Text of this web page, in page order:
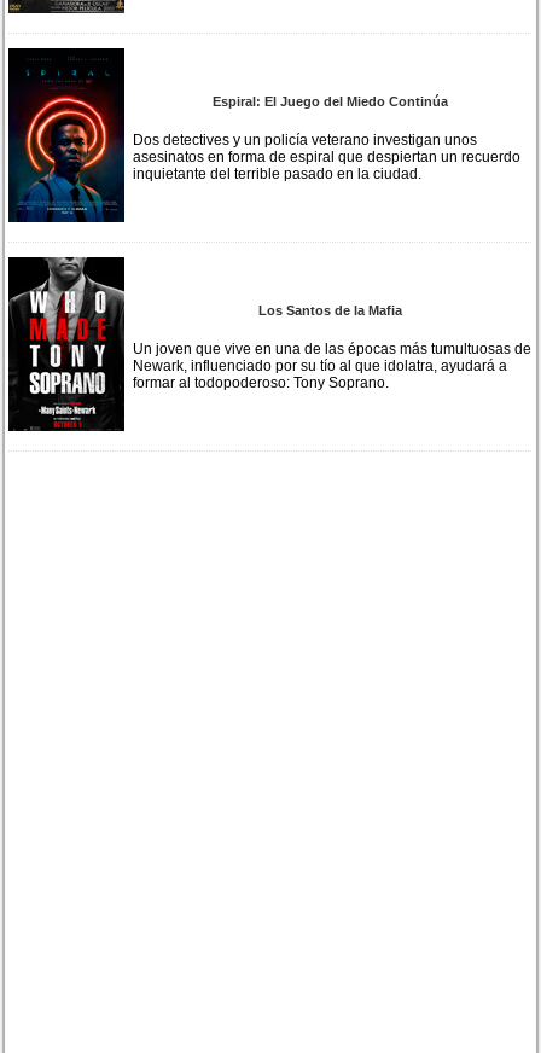
Espiral: El Juego del Miedo Continúa
Dos detectives y un policía veterano investigan unos
asesinatos en forma de espiral que despiertan un recuerdo
inquietante del terrible pasado en la ciudad.
Los Santos de la Mafia
Un joven que vive en una de las épocas más tumultuosas de
Newark, influenciado por su tío al que idolatra, ayudará a
formar al todopoderoso: Tony Soprano.